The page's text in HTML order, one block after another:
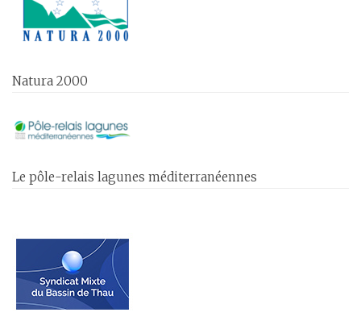
Natura 2000
Le pôle-relais lagunes méditerranéennes